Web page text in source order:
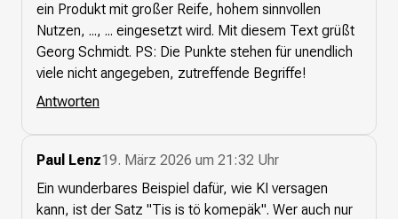
ein Produkt mit großer Reife, hohem sinnvollen
Nutzen, ..., ... eingesetzt wird. Mit diesem Text grüßt
Georg Schmidt. PS: Die Punkte stehen für unendlich
viele nicht angegeben, zutreffende Begriffe!
Antworten
Paul Lenz19. März 2026 um 21:32 Uhr
Ein wunderbares Beispiel dafür, wie KI versagen
kann, ist der Satz "Tis is tö komepäk". Wer auch nur